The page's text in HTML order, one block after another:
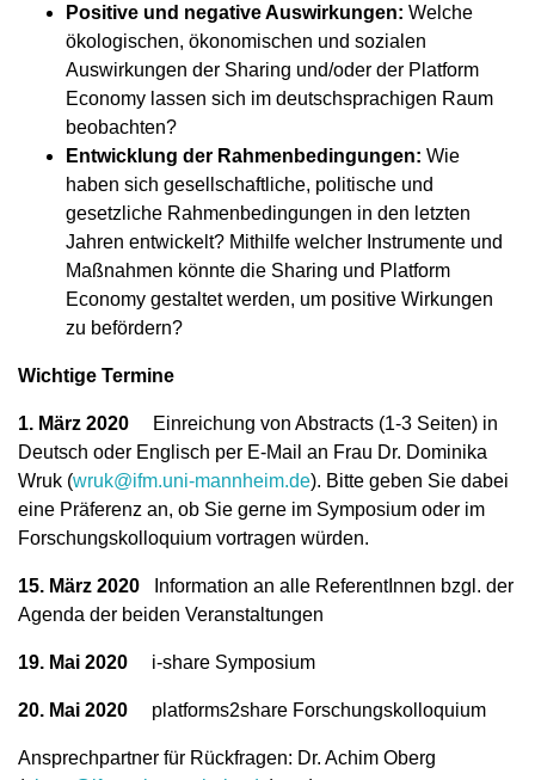
Positive und negative Auswirkungen: Welche
ökologischen, ökonomischen und sozialen
Auswirkungen der Sharing und/oder der Platform
Economy lassen sich im deutschsprachigen Raum
beobachten?
Entwicklung der Rahmenbedingungen: Wie
haben sich gesellschaftliche, politische und
gesetzliche Rahmenbedingungen in den letzten
Jahren entwickelt? Mithilfe welcher Instrumente und
Maßnahmen könnte die Sharing und Platform
Economy gestaltet werden, um positive Wirkungen
zu befördern?
Wichtige Termine
1. März 2020
Einreichung von Abstracts (1-3 Seiten) in
Deutsch oder Englisch per E-Mail an Frau Dr. Dominika
Wruk (wruk@ifm.uni-mannheim.de). Bitte geben Sie dabei
eine Präferenz an, ob Sie gerne im Symposium oder im
Forschungskolloquium vortragen würden.
15. März 2020 Information an alle ReferentInnen bzgl. der
Agenda der beiden Veranstaltungen
19. Mai 2020 i-share Symposium
20. Mai 2020 platforms2share Forschungskolloquium
Ansprechpartner für Rückfragen: Dr. Achim Oberg